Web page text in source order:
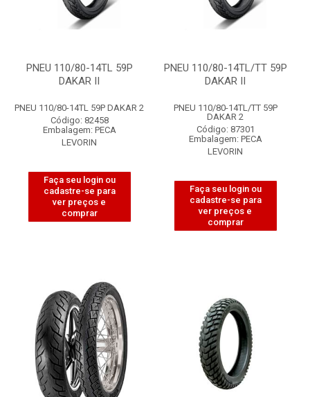
PNEU 110/80-14TL 59P
DAKAR II
PNEU 110/80-14TL 59P DAKAR 2
Código: 82458
Embalagem: PECA
LEVORIN
Faça seu login ou
cadastre-se para
ver preços e
comprar
PNEU 110/80-14TL/TT 59P
DAKAR II
PNEU 110/80-14TL/TT 59P
DAKAR 2
Código: 87301
Embalagem: PECA
LEVORIN
Faça seu login ou
cadastre-se para
ver preços e
comprar